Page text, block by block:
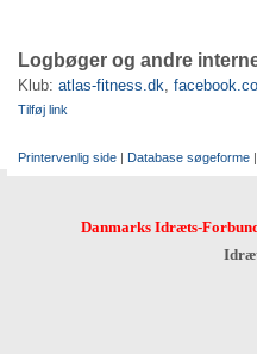
Logbøger og andre
Klub: atlas-fitness.dk,
Tilføj link
Printervenlig side | Database søgeforme
Danmarks Idræts-